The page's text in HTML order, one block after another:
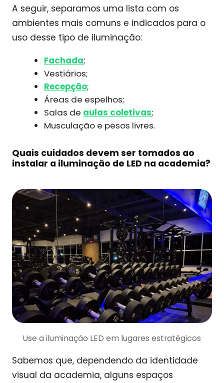
A seguir, separamos uma lista com os
ambientes mais comuns e indicados para o
uso desse tipo de iluminação:
Fachada;
Vestiários;
Recepção;
Áreas de espelhos;
Salas de aulas coletivas;
Musculação e pesos livres.
Quais cuidados devem ser tomados ao
instalar a iluminação de LED na academia?
Use a iluminação LED em lugares estratégicos
Sabemos que, dependendo da identidade
visual da academia, alguns espaços